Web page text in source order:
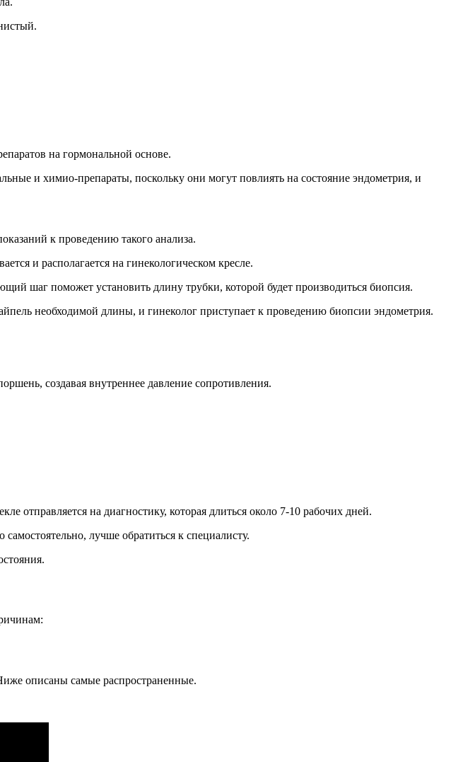
на гормональной основе.
и химио-препараты, поскольку они могут повлиять на состояние эндометрия, и
к проведению такого анализа.
и располагается на гинекологическом кресле.
шаг поможет установить длину трубки, которой будет производиться биопсия.
необходимой длины, и гинеколог приступает к проведению биопсии эндометрия.
создавая внутреннее давление сопротивления.
отправляется на диагностику, которая длиться около 7-10 рабочих дней.
лучше обратиться к специалисту.
описаны самые распространенные.